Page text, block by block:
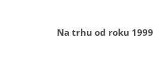
Na trhu od roku 1999